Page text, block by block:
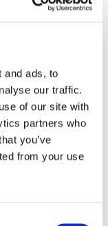
and ads, to
our traffic.
of our site with
partners who
you’ve
from your use